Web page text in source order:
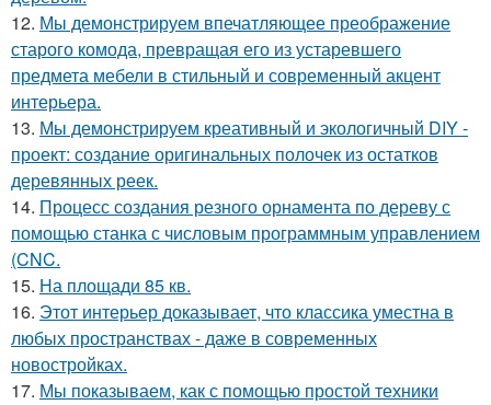
12. Мы демонстрируем впечатляющее преображение
старого комода, превращая его из устаревшего
предмета мебели в стильный и современный акцент
интерьера.
13. Мы демонстрируем креативный и экологичный DIY -
проект: создание оригинальных полочек из остатков
деревянных реек.
14. Процесс создания резного орнамента по дереву с
помощью станка с числовым программным управлением
(CNC.
15. На площади 85 кв.
16. Этот интерьер доказывает, что классика уместна в
любых пространствах - даже в современных
новостройках.
17. Мы показываем, как с помощью простой техники